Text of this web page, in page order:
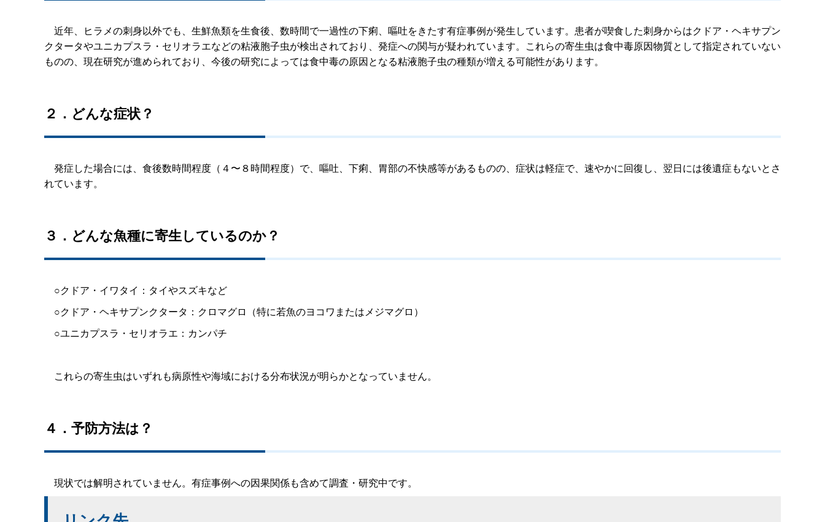
近年、ヒラメの刺身以外でも、生鮮魚類を生食後、数時間で一過性の下痢、嘔吐をきたす有症事例が発生しています。患者が喫食した刺身からはクドア・ヘキサプン
クタータやユニカプスラ・セリオラエなどの粘液胞子虫が検出されており、発症への関与が疑われています。これらの寄生虫は食中毒原因物質として指定されていない
ものの、現在研究が進められており、今後の研究によっては食中毒の原因となる粘液胞子虫の種類が増える可能性があります。
２．どんな症状？
発症した場合には、食後数時間程度（４〜８時間程度）で、嘔吐、下痢、胃部の不快感等があるものの、症状は軽症で、速やかに回復し、翌日には後遺症もないとさ
れています。
３．どんな魚種に寄生しているのか？
○クドア・イワタイ：タイやスズキなど
○クドア・ヘキサプンクタータ：クロマグロ（特に若魚のヨコワまたはメジマグロ）
○ユニカプスラ・セリオラエ：カンパチ
これらの寄生虫はいずれも病原性や海域における分布状況が明らかとなっていません。
４．予防方法は？
現状では解明されていません。有症事例への因果関係も含めて調査・研究中です。